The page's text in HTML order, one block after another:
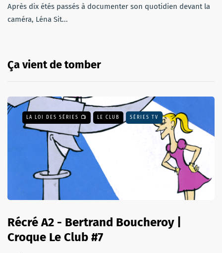
Après dix étés passés à documenter son quotidien devant la
caméra, Léna Sit...
Ça vient de tomber
LA LOI DES SÉRIES 📺 LE CLUB SÉRIES TV
Récré A2 - Bertrand Boucheroy |
Croque Le Club #7